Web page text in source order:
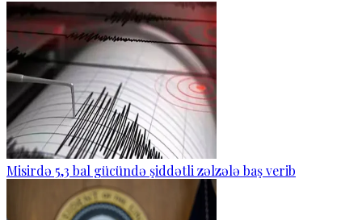
Misirdə 5,3 bal gücündə şiddətli zəlzələ baş verib